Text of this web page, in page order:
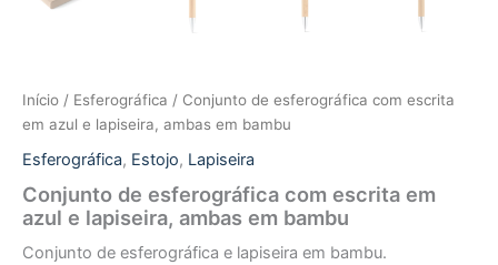
Início / Esferográfica / Conjunto de esferográfica com escrita
em azul e lapiseira, ambas em bambu
Esferográfica, Estojo, Lapiseira
Conjunto de esferográfica com escrita em
azul e lapiseira, ambas em bambu
Conjunto de esferográfica e lapiseira em bambu.